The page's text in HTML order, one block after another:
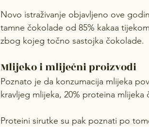
Novo istraživanje objavljeno ove
tamne čokolade od 85% kakaa
zbog kojeg točno sastojka čokolade.
Mlijeko i mliječni proizvodi
Poznato je da konzumacija mlijeka
kravljeg mlijeka, 20% proteina
Proteini sirutke su pak poznati po